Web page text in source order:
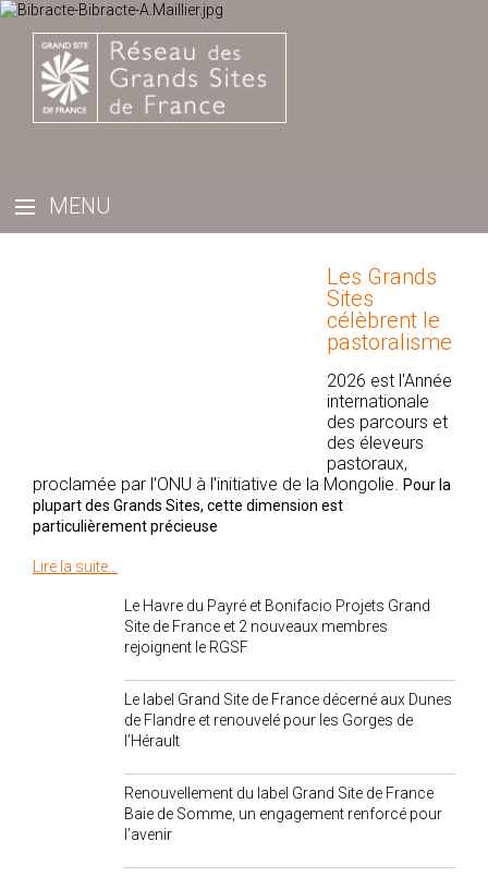
Les Grands
Sites
célèbrent le
pastoralisme
2026 est l'Année
internationale
des parcours et
des éleveurs
pastoraux,
proclamée par l'ONU à l'initiative de la Mongolie. Pour la
plupart des Grands Sites, cette dimension est
particulièrement précieuse
Lire la suite...
Le Havre du Payré et Bonifacio Projets Grand
Site de France et 2 nouveaux membres
rejoignent le RGSF
Le label Grand Site de France décerné aux Dunes
de Flandre et renouvelé pour les Gorges de
l’Hérault
Renouvellement du label Grand Site de France
Baie de Somme, un engagement renforcé pour
l’avenir